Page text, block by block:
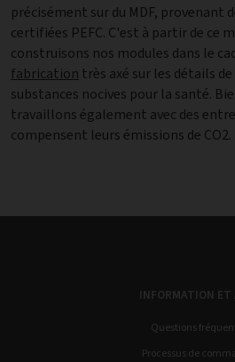
précisément sur du MDF, provenant
certifiées PEFC. C'est à partir de ce
construisons nos modules dans le
fabrication très axé sur les détails
substances nocives pour la santé.
travaillons également avec des
compensent leurs émissions de CO2.
INFORMATION ET
Questions
Processus de